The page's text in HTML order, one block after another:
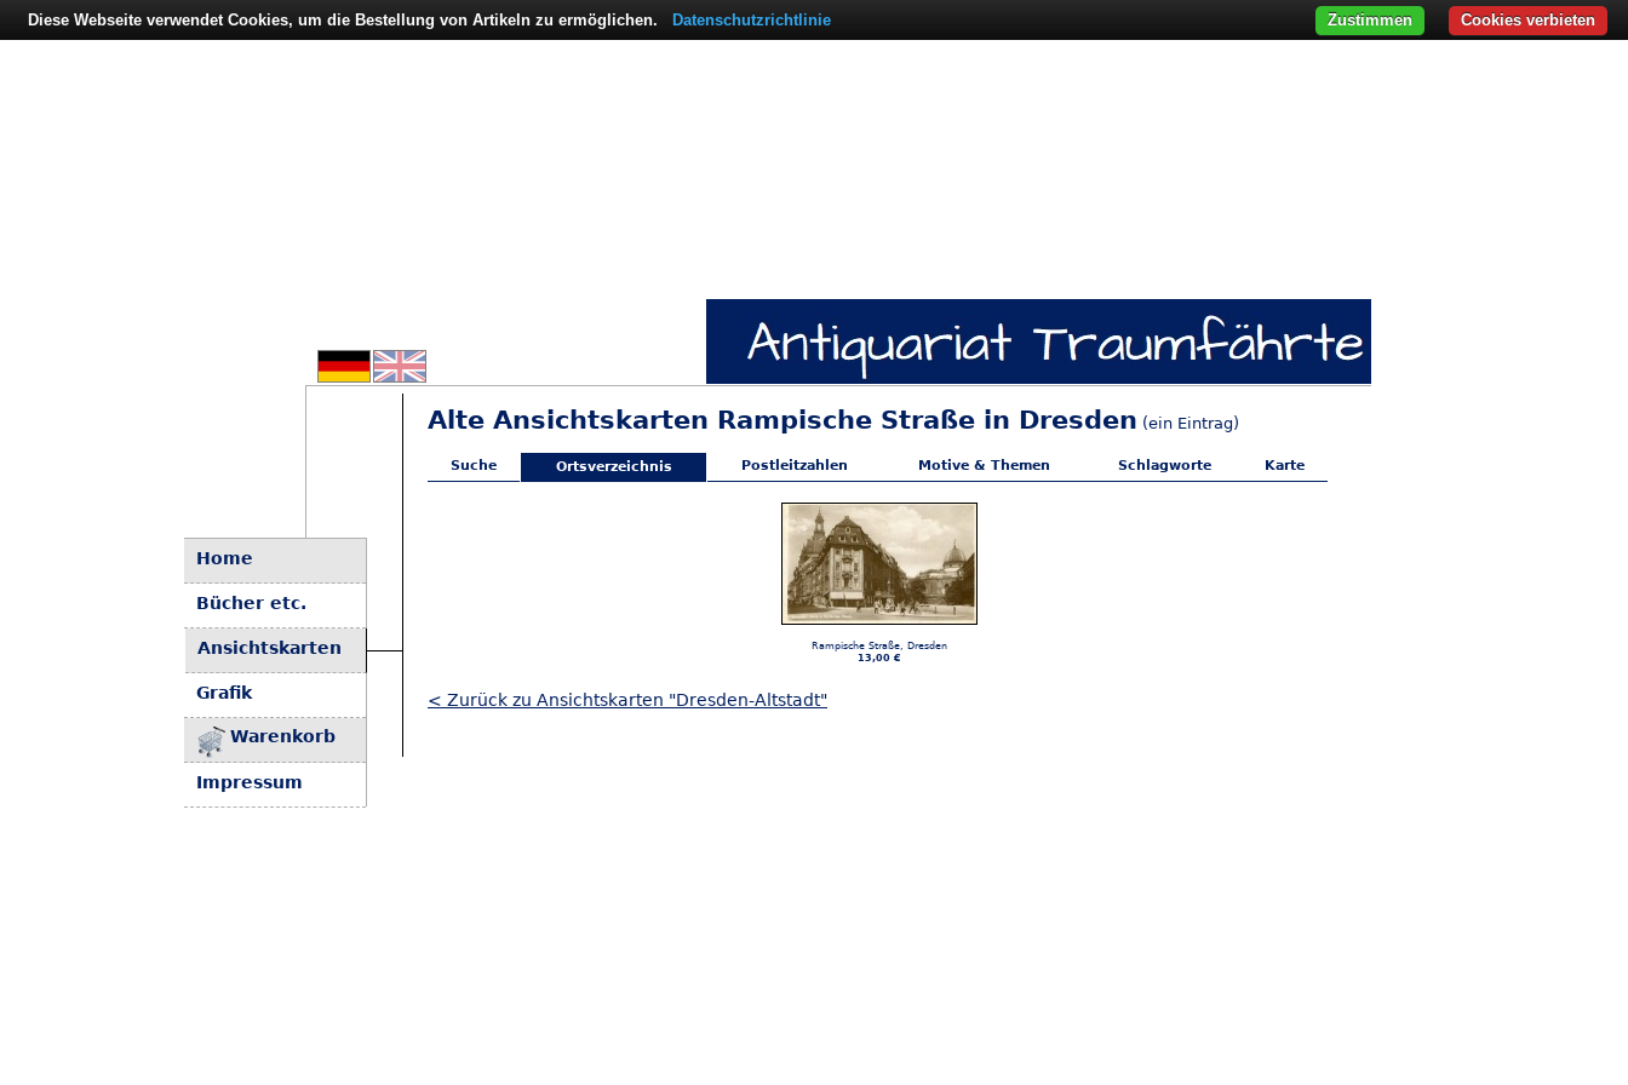
Home
Bücher etc.
Ansichtskarten
Grafik
Warenkorb
Impressum
Alte Ansichtskarten Rampische Straße in Dresden (ein Eintrag)
Suche Ortsverzeichnis Postleitzahlen Motive & Themen Schlagworte Karte
Rampische Straße, Dresden
13,00 €
< Zurück zu Ansichtskarten "Dresden-Altstadt"
Diese Webseite verwendet Cookies, um die Bestellung von Artikeln zu ermöglichen. Datenschutzrichtlinie Cookies verbieten
Zustimmen